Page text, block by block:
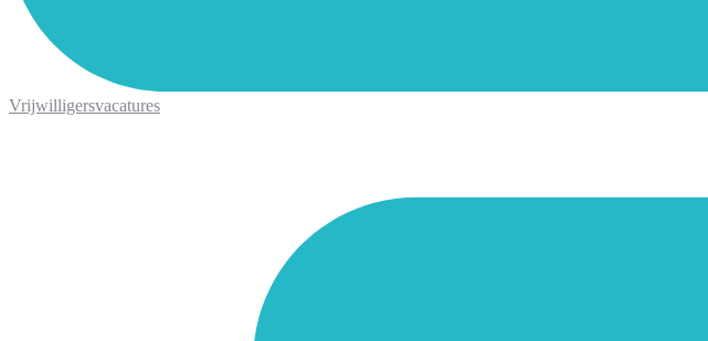
Vrijwilligersvacatures